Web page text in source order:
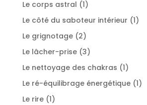
Le corps astral 11
produit
Le côté du saboteur intérieur 11
Le grignotage 22
produits
Le lâcher-prise 33
produits
Le nettoyage des chakras 11
produit
Le ré-équilibrage énergétique 11
Le rire 11